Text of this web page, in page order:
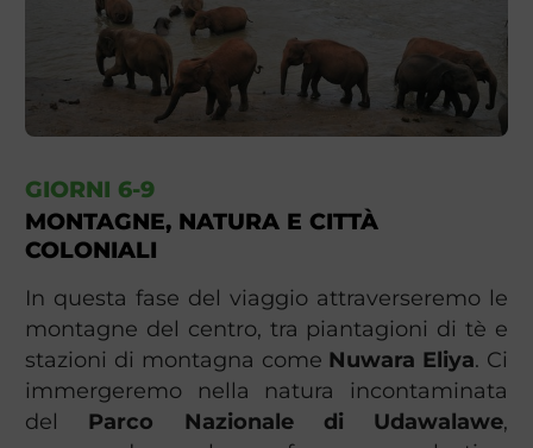
GIORNI 6-9
MONTAGNE, NATURA E CITTÀ
COLONIALI
In questa fase del viaggio attraverseremo le
montagne del centro, tra piantagioni di tè e
stazioni di montagna come Nuwara Eliya. Ci
immergeremo nella natura incontaminata
del Parco Nazionale di Udawalawe,